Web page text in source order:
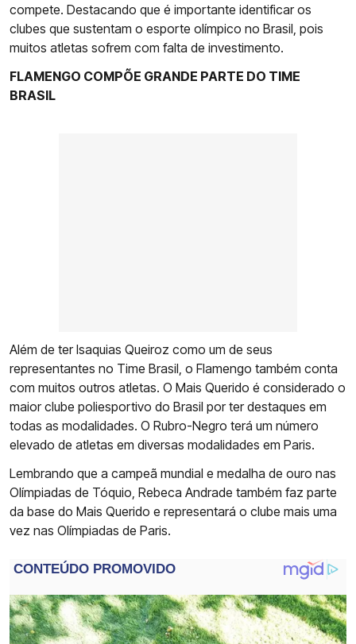
compete. Destacando que é importante identificar os
clubes que sustentam o esporte olímpico no Brasil, pois
muitos atletas sofrem com falta de investimento.
FLAMENGO COMPÕE GRANDE PARTE DO TIME
BRASIL
Além de ter Isaquias Queiroz como um de seus
representantes no Time Brasil, o Flamengo também conta
com muitos outros atletas. O Mais Querido é considerado o
maior clube poliesportivo do Brasil por ter destaques em
todas as modalidades. O Rubro-Negro terá um número
elevado de atletas em diversas modalidades em Paris.
Lembrando que a campeã mundial e medalha de ouro nas
Olímpiadas de Tóquio, Rebeca Andrade também faz parte
da base do Mais Querido e representará o clube mais uma
vez nas Olímpiadas de Paris.